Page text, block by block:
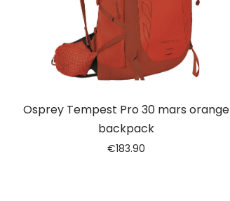
Osprey Tempest Pro 30 mars orange
backpack
€183.90